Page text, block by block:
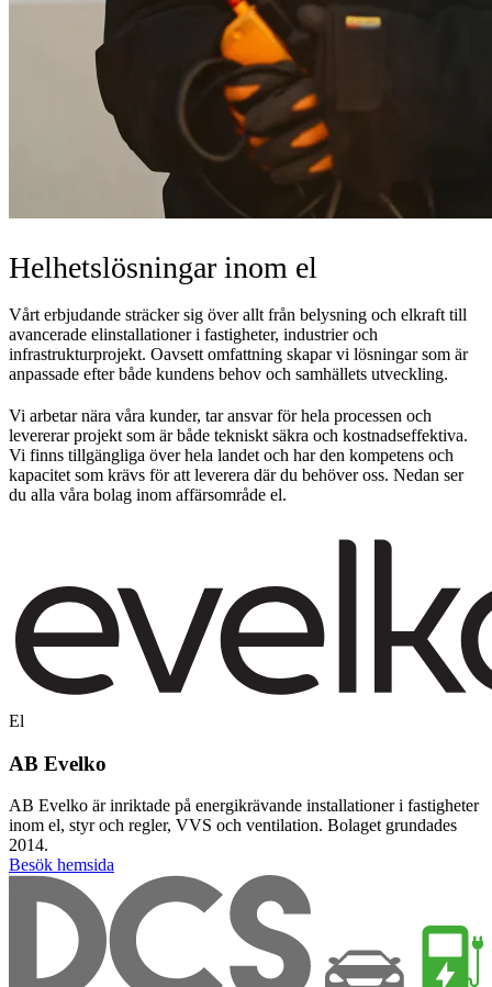
Helhetslösningar inom el
Vårt erbjudande sträcker sig över allt från belysning och elkraft till
avancerade elinstallationer i fastigheter, industrier och
infrastrukturprojekt. Oavsett omfattning skapar vi lösningar som är
anpassade efter både kundens behov och samhällets utveckling.
Vi arbetar nära våra kunder, tar ansvar för hela processen och
levererar projekt som är både tekniskt säkra och kostnadseffektiva.
Vi finns tillgängliga över hela landet och har den kompetens och
kapacitet som krävs för att leverera där du behöver oss. Nedan ser
du alla våra bolag inom affärsområde el.
El
AB Evelko
AB Evelko är inriktade på energikrävande installationer i fastigheter
inom el, styr och regler, VVS och ventilation. Bolaget grundades
2014.
Besök hemsida